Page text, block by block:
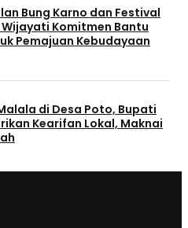
Bung Karno dan Festival
Komitmen Bantu
Pemajuan Kebudayaan
di Desa Poto, Bupati
Kearifan Lokal, Maknai